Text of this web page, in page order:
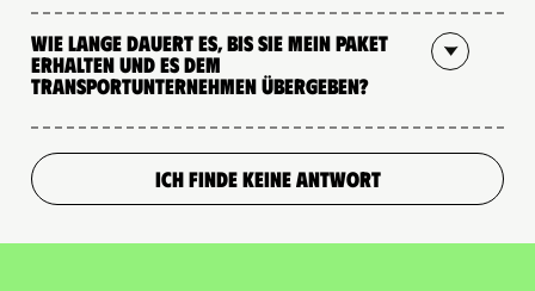
Wie lange dauert es, bis Sie mein Paket
erhalten und es dem
Transportunternehmen übergeben?
ICH FINDE KEINE ANTWORT